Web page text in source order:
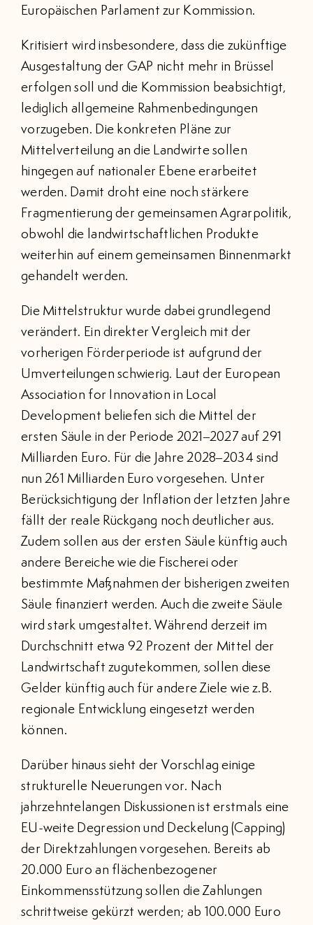
Europäischen Parlament zur Kommission.
Kritisiert wird insbesondere, dass die zukünftige
Ausgestaltung der GAP nicht mehr in Brüssel
erfolgen soll und die Kommission beabsichtigt,
lediglich allgemeine Rahmenbedingungen
vorzugeben. Die konkreten Pläne zur
Mittelverteilung an die Landwirte sollen
hingegen auf nationaler Ebene erarbeitet
werden. Damit droht eine noch stärkere
Fragmentierung der gemeinsamen Agrarpolitik,
obwohl die landwirtschaftlichen Produkte
weiterhin auf einem gemeinsamen Binnenmarkt
gehandelt werden.
Die Mittelstruktur wurde dabei grundlegend
verändert. Ein direkter Vergleich mit der
vorherigen Förderperiode ist aufgrund der
Umverteilungen schwierig. Laut der European
Association for Innovation in Local
Development beliefen sich die Mittel der
ersten Säule in der Periode 2021–2027 auf 291
Milliarden Euro. Für die Jahre 2028–2034 sind
nun 261 Milliarden Euro vorgesehen. Unter
Berücksichtigung der Inflation der letzten Jahre
fällt der reale Rückgang noch deutlicher aus.
Zudem sollen aus der ersten Säule künftig auch
andere Bereiche wie die Fischerei oder
bestimmte Maßnahmen der bisherigen zweiten
Säule finanziert werden. Auch die zweite Säule
wird stark umgestaltet. Während derzeit im
Durchschnitt etwa 92 Prozent der Mittel der
Landwirtschaft zugutekommen, sollen diese
Gelder künftig auch für andere Ziele wie z.B.
regionale Entwicklung eingesetzt werden
können.
Darüber hinaus sieht der Vorschlag einige
strukturelle Neuerungen vor. Nach
jahrzehntelangen Diskussionen ist erstmals eine
EU-weite Degression und Deckelung (Capping)
der Direktzahlungen vorgesehen. Bereits ab
20.000 Euro an flächenbezogener
Einkommensstützung sollen die Zahlungen
schrittweise gekürzt werden; ab 100.000 Euro